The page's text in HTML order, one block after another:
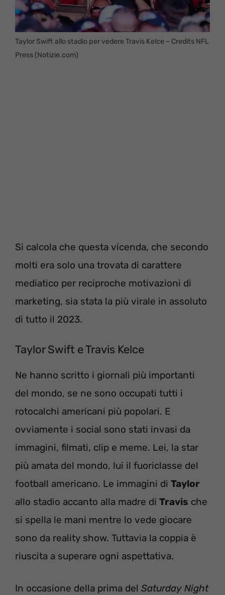
Taylor Swift allo stadio per vedere Travis Kelce – Credits NFL
Press (Notizie.com)
Si calcola che questa vicenda, che secondo
molti era solo una trovata di carattere
mediatico per reciproche motivazioni di
marketing, sia stata la più virale in assoluto
di tutto il 2023.
Taylor Swift e Travis Kelce
Ne hanno scritto i giornali più importanti
del mondo, se ne sono occupati tutti i
rotocalchi americani più popolari. E
ovviamente i social sono stati invasi da
immagini, filmati, clip e meme. Lei, la star
più amata del mondo, lui il fuoriclasse del
football americano. Le immagini di Taylor
allo stadio accanto alla madre di Travis che
si spella le mani mentre lo vede giocare
sono da reality show. Tuttavia la coppia è
riuscita a superare ogni aspettativa.
In occasione della prima del Saturday Night